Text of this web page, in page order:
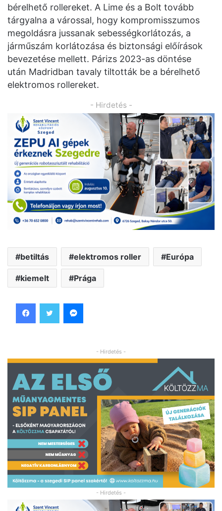
bérelhető rollereket. A Lime és a Bolt tovább
tárgyalna a várossal, hogy kompromisszumos
megoldásra jussanak sebességkorlátozás, a
járműszám korlátozása és biztonsági előírások
bevezetése mellett. Párizs 2023-as döntése
után Madridban tavaly tiltották be a bérelhető
elektromos rollereket.
- Hirdetés -
betiltás elektromos roller Európa
kiemelt Prága
- Hirdetés -
- Hirdetés -